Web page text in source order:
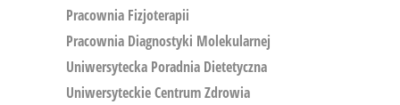
Pracownia Fizjoterapii
Pracownia Diagnostyki Molekularnej
Uniwersytecka Poradnia Dietetyczna
Uniwersyteckie Centrum Zdrowia